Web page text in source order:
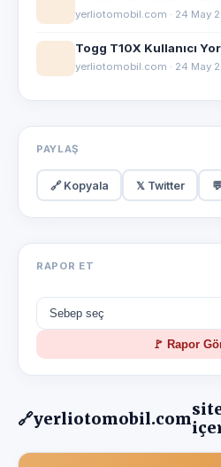
yerliotomobil.com · 24 May
Togg T10X Kullanıcı
yerliotomobil.com · 24 May
PAYLAŞ
🔗 Kopyala 𝕏 Twitter
RAPOR ET
🚩 Rapor
🔗yerliotomobil.com